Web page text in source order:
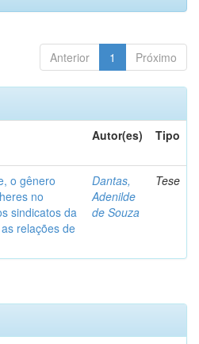
Anterior 1 Próximo
Autor(es) Tipo
o gênero
no
sindicatos da
relações de
Dantas,
Adenilde
de Souza
Tese